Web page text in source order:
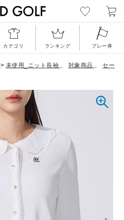
カテゴリ ランキング プレー券
> 未使用_ニット長袖 、 対象商品 、 セー